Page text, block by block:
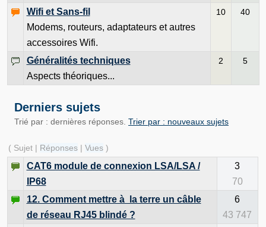
Wifi et Sans-fil
Modems, routeurs, adaptateurs et autres
accessoires Wifi.
10 40
Généralités techniques
Aspects théoriques...
2 5
Derniers sujets
Trié par : dernières réponses.Trier par : nouveaux sujets
( Sujet | Réponses| Vues )
CAT6 module de connexion LSA/LSA /
IP68
3
70
12. Comment mettre à la terre un câble
de réseau RJ45 blindé ?
6
43 747